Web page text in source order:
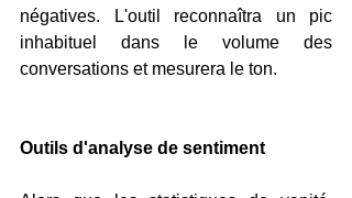
négatives. L'outil reconnaîtra un pic
inhabituel dans le volume des
conversations et mesurera le ton.
Outils d'analyse de sentiment